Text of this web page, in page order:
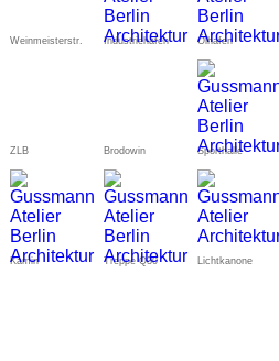
Weinmeisterstr. Industriehafen Ölhafen
ZLB Brodowin Sporthalle
Kamin Treppe Q30 Lichtkanone